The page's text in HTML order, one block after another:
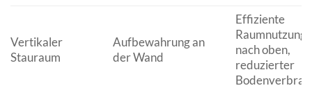
Vertikaler
Stauraum
Aufbewahrung an
der Wand
Effiziente
Raumnutzung
nach oben,
reduzierter